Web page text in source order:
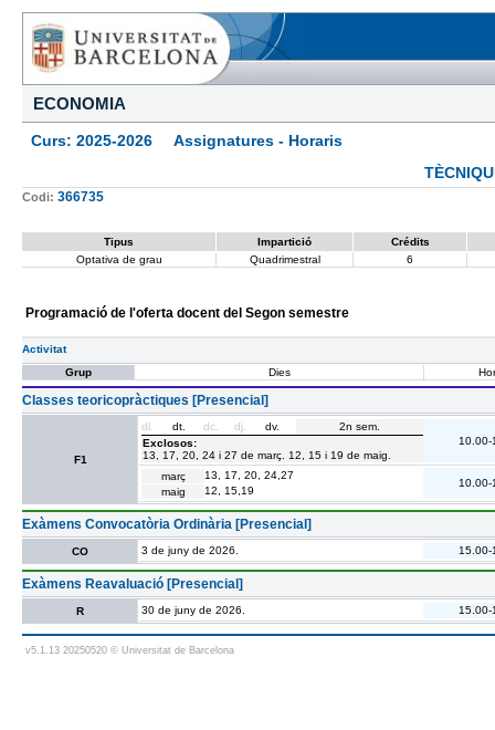
ECONOMIA
Curs: 2025-2026 Assignatures - Horaris
Codi: 366735
Tipus Impartició
Crédits
Optativa de grau
Quadrimestral 6
Programació de l'oferta docent del Segon semestre
Activitat
Grup
Dies
Classes teoricopràctiques [Presencial]
F1
dl. dt. dc. dj. dv.
2n sem.
Exclosos:
13, 17, 20, 24 i 27 de març. 12, 15 i 19 de maig.
10.00-
març
13, 17, 20, 24,27
maig
12, 15,19
10.00-
Exàmens Convocatòria Ordinària [Presencial]
CO 3 de juny de 2026. 15.00-
Exàmens Reavaluació [Presencial]
R 30 de juny de 2026. 15.00-
v5.1.13 20250520 © Universitat de Barcelona